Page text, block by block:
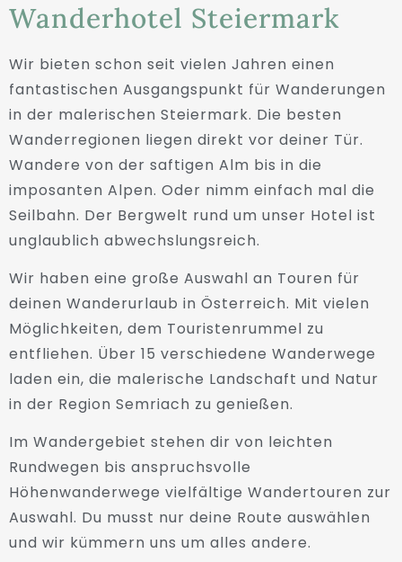
Wanderhotel Steiermark
Wir bieten schon seit vielen Jahren einen
fantastischen Ausgangspunkt für Wanderungen
in der malerischen Steiermark. Die besten
Wanderregionen liegen direkt vor deiner Tür.
Wandere von der saftigen Alm bis in die
imposanten Alpen. Oder nimm einfach mal die
Seilbahn. Der Bergwelt rund um unser Hotel ist
unglaublich abwechslungsreich.
Wir haben eine große Auswahl an Touren für
deinen Wanderurlaub in Österreich. Mit vielen
Möglichkeiten, dem Touristenrummel zu
entfliehen. Über 15 verschiedene Wanderwege
laden ein, die malerische Landschaft und Natur
in der Region Semriach zu genießen.
Im Wandergebiet stehen dir von leichten
Rundwegen bis anspruchsvolle
Höhenwanderwege vielfältige Wandertouren zur
Auswahl. Du musst nur deine Route auswählen
und wir kümmern uns um alles andere.